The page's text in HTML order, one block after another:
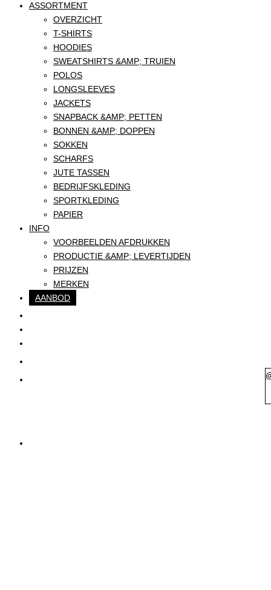
ASSORTMENT
OVERZICHT
T-SHIRTS
HOODIES
SWEATSHIRTS &AMP; TRUIEN
POLOS
LONGSLEEVES
JACKETS
SNAPBACK &AMP; PETTEN
BONNEN &AMP; DOPPEN
SOKKEN
SCHARFS
JUTE TASSEN
BEDRIJFSKLEDING
SPORTKLEDING
PAPIER
INFO
VOORBEELDEN AFDRUKKEN
PRODUCTIE &AMP; LEVERTIJDEN
PRIJZEN
MERKEN
AANBOD